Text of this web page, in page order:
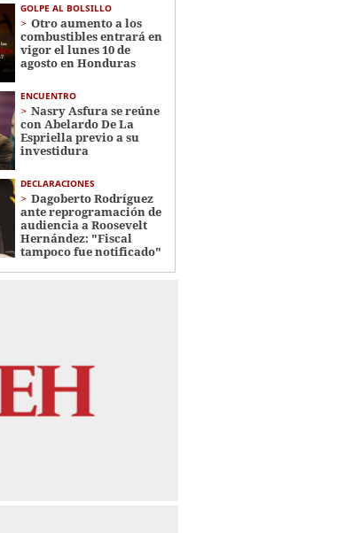
GOLPE AL BOLSILLO
Otro aumento a los
combustibles entrará en
vigor el lunes 10 de
agosto en Honduras
ENCUENTRO
Nasry Asfura se reúne
con Abelardo De La
Espriella previo a su
investidura
DECLARACIONES
Dagoberto Rodríguez
ante reprogramación de
audiencia a Roosevelt
Hernández: "Fiscal
tampoco fue notificado"